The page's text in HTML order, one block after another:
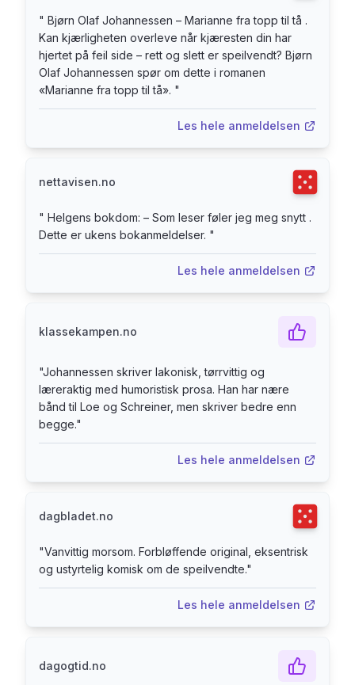
gjennomborende blikk for menneskenes
særegenheter og sårbarhet. En roman som
fremkaller latter og undring fra første til siste side.
" Bjørn Olaf Johannessen – Marianne fra topp til tå .
Kan kjærligheten overleve når kjæresten din har
hjertet på feil side – rett og slett er speilvendt? Bjørn
Olaf Johannessen spør om dette i romanen
«Marianne fra topp til tå». "
Les hele anmeldelsen
nettavisen.no
" Helgens bokdom: – Som leser føler jeg meg snytt .
Dette er ukens bokanmeldelser. "
Les hele anmeldelsen
klassekampen.no
"Johannessen skriver lakonisk, tørrvittig og
læreraktig med humoristisk prosa. Han har nære
bånd til Loe og Schreiner, men skriver bedre enn
begge."
Les hele anmeldelsen
dagbladet.no
"Vanvittig morsom. Forbløffende original, eksentrisk
og ustyrtelig komisk om de speilvendte."
Les hele anmeldelsen
dagogtid.no